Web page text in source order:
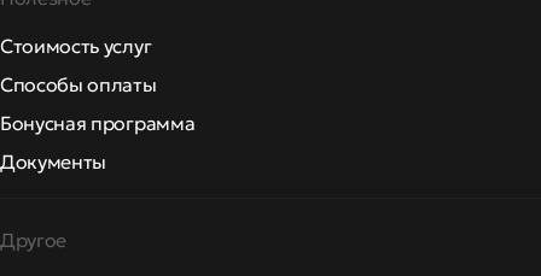
Стоимость услуг
Способы оплаты
Бонусная программа
Документы
Другое